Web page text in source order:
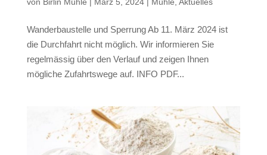
Wanderbaustelle und Sperrung Ab 11. März 2024 ist
die Durchfahrt nicht möglich. Wir informieren Sie
regelmässig über den Verlauf und zeigen Ihnen
mögliche Zufahrtswege auf. INFO PDF...